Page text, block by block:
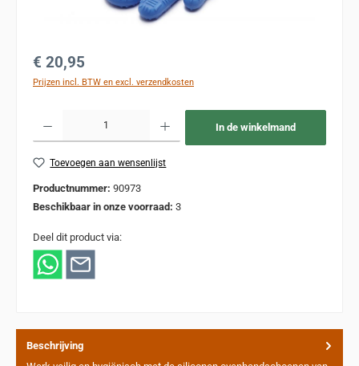
Normale prijs:
€ 20,95
Prijzen incl. BTW en excl. verzendkosten
In de winkelmand
Toevoegen aan wensenlijst
Productnummer: 90973
Beschikbaar in onze voorraad: 3
Deel dit product via:
Beschrijving